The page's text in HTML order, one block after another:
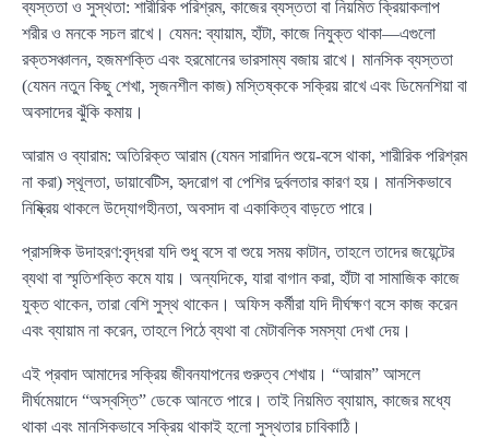
ব্যস্ততা ও সুস্থতা: শারীরিক পরিশ্রম, কাজের ব্যস্ততা বা নিয়মিত ক্রিয়াকলাপ
শরীর ও মনকে সচল রাখে। যেমন: ব্যায়াম, হাঁটা, কাজে নিযুক্ত থাকা—এগুলো
রক্তসঞ্চালন, হজমশক্তি এবং হরমোনের ভারসাম্য বজায় রাখে। মানসিক ব্যস্ততা
(যেমন নতুন কিছু শেখা, সৃজনশীল কাজ) মস্তিষ্ককে সক্রিয় রাখে এবং ডিমেনশিয়া বা
অবসাদের ঝুঁকি কমায়।
আরাম ও ব্যারাম: অতিরিক্ত আরাম (যেমন সারাদিন শুয়ে-বসে থাকা, শারীরিক পরিশ্রম
না করা) স্থূলতা, ডায়াবেটিস, হৃদরোগ বা পেশির দুর্বলতার কারণ হয়। মানসিকভাবে
নিষ্ক্রিয় থাকলে উদ্যোগহীনতা, অবসাদ বা একাকিত্ব বাড়তে পারে।
প্রাসঙ্গিক উদাহরণ:বৃদ্ধরা যদি শুধু বসে বা শুয়ে সময় কাটান, তাহলে তাদের জয়েন্টের
ব্যথা বা স্মৃতিশক্তি কমে যায়। অন্যদিকে, যারা বাগান করা, হাঁটা বা সামাজিক কাজে
যুক্ত থাকেন, তারা বেশি সুস্থ থাকেন। অফিস কর্মীরা যদি দীর্ঘক্ষণ বসে কাজ করেন
এবং ব্যায়াম না করেন, তাহলে পিঠে ব্যথা বা মেটাবলিক সমস্যা দেখা দেয়।
এই প্রবাদ আমাদের সক্রিয় জীবনযাপনের গুরুত্ব শেখায়। “আরাম” আসলে
দীর্ঘমেয়াদে “অস্বস্তি” ডেকে আনতে পারে। তাই নিয়মিত ব্যায়াম, কাজের মধ্যে
থাকা এবং মানসিকভাবে সক্রিয় থাকাই হলো সুস্থতার চাবিকাঠি।